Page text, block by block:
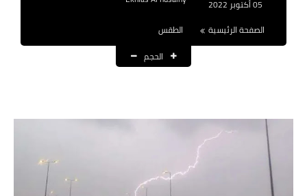
العقود والاجور اليومية
الصفحة الرئيسية
الطقس
الحجم